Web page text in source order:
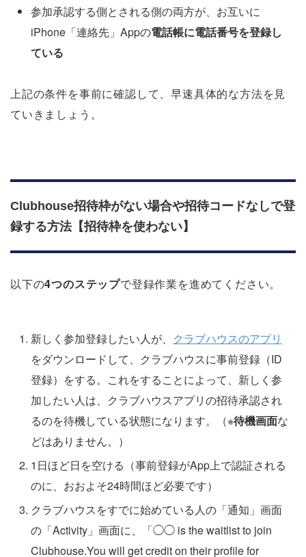
参加承認する側とされる側の両方が、お互いに
iPhone「連絡先」Appの電話帳に電話番号を登録し
ている
上記の条件を事前に確認して、早速具体的な方法を見
ていきましょう。
Clubhouse招待枠がない場合や招待コードなしで登
録する方法【招待枠を使わない】
以下の4つのステップで登録作業を進めてください。
新しく参加登録したい人が、 クラブハウスのアプリ
をダウンロードして、クラブハウスに事前登録（ID
登録）をする。これをすることによって、新しく参
加したい人は、クラブハウスアプリの招待承認され
るのを待機している状態になります。（※待機画面な
どはありません。）
1日ほど日を空ける（事前登録がApp上で認証される
のに、おおよそ24時間ほど必要です）
クラブハウスをすでに始めている人の「通知」画面
の「Activity」画面に、「◯◯ is the waitlist to join
Clubhouse.You will get credit on their profile for